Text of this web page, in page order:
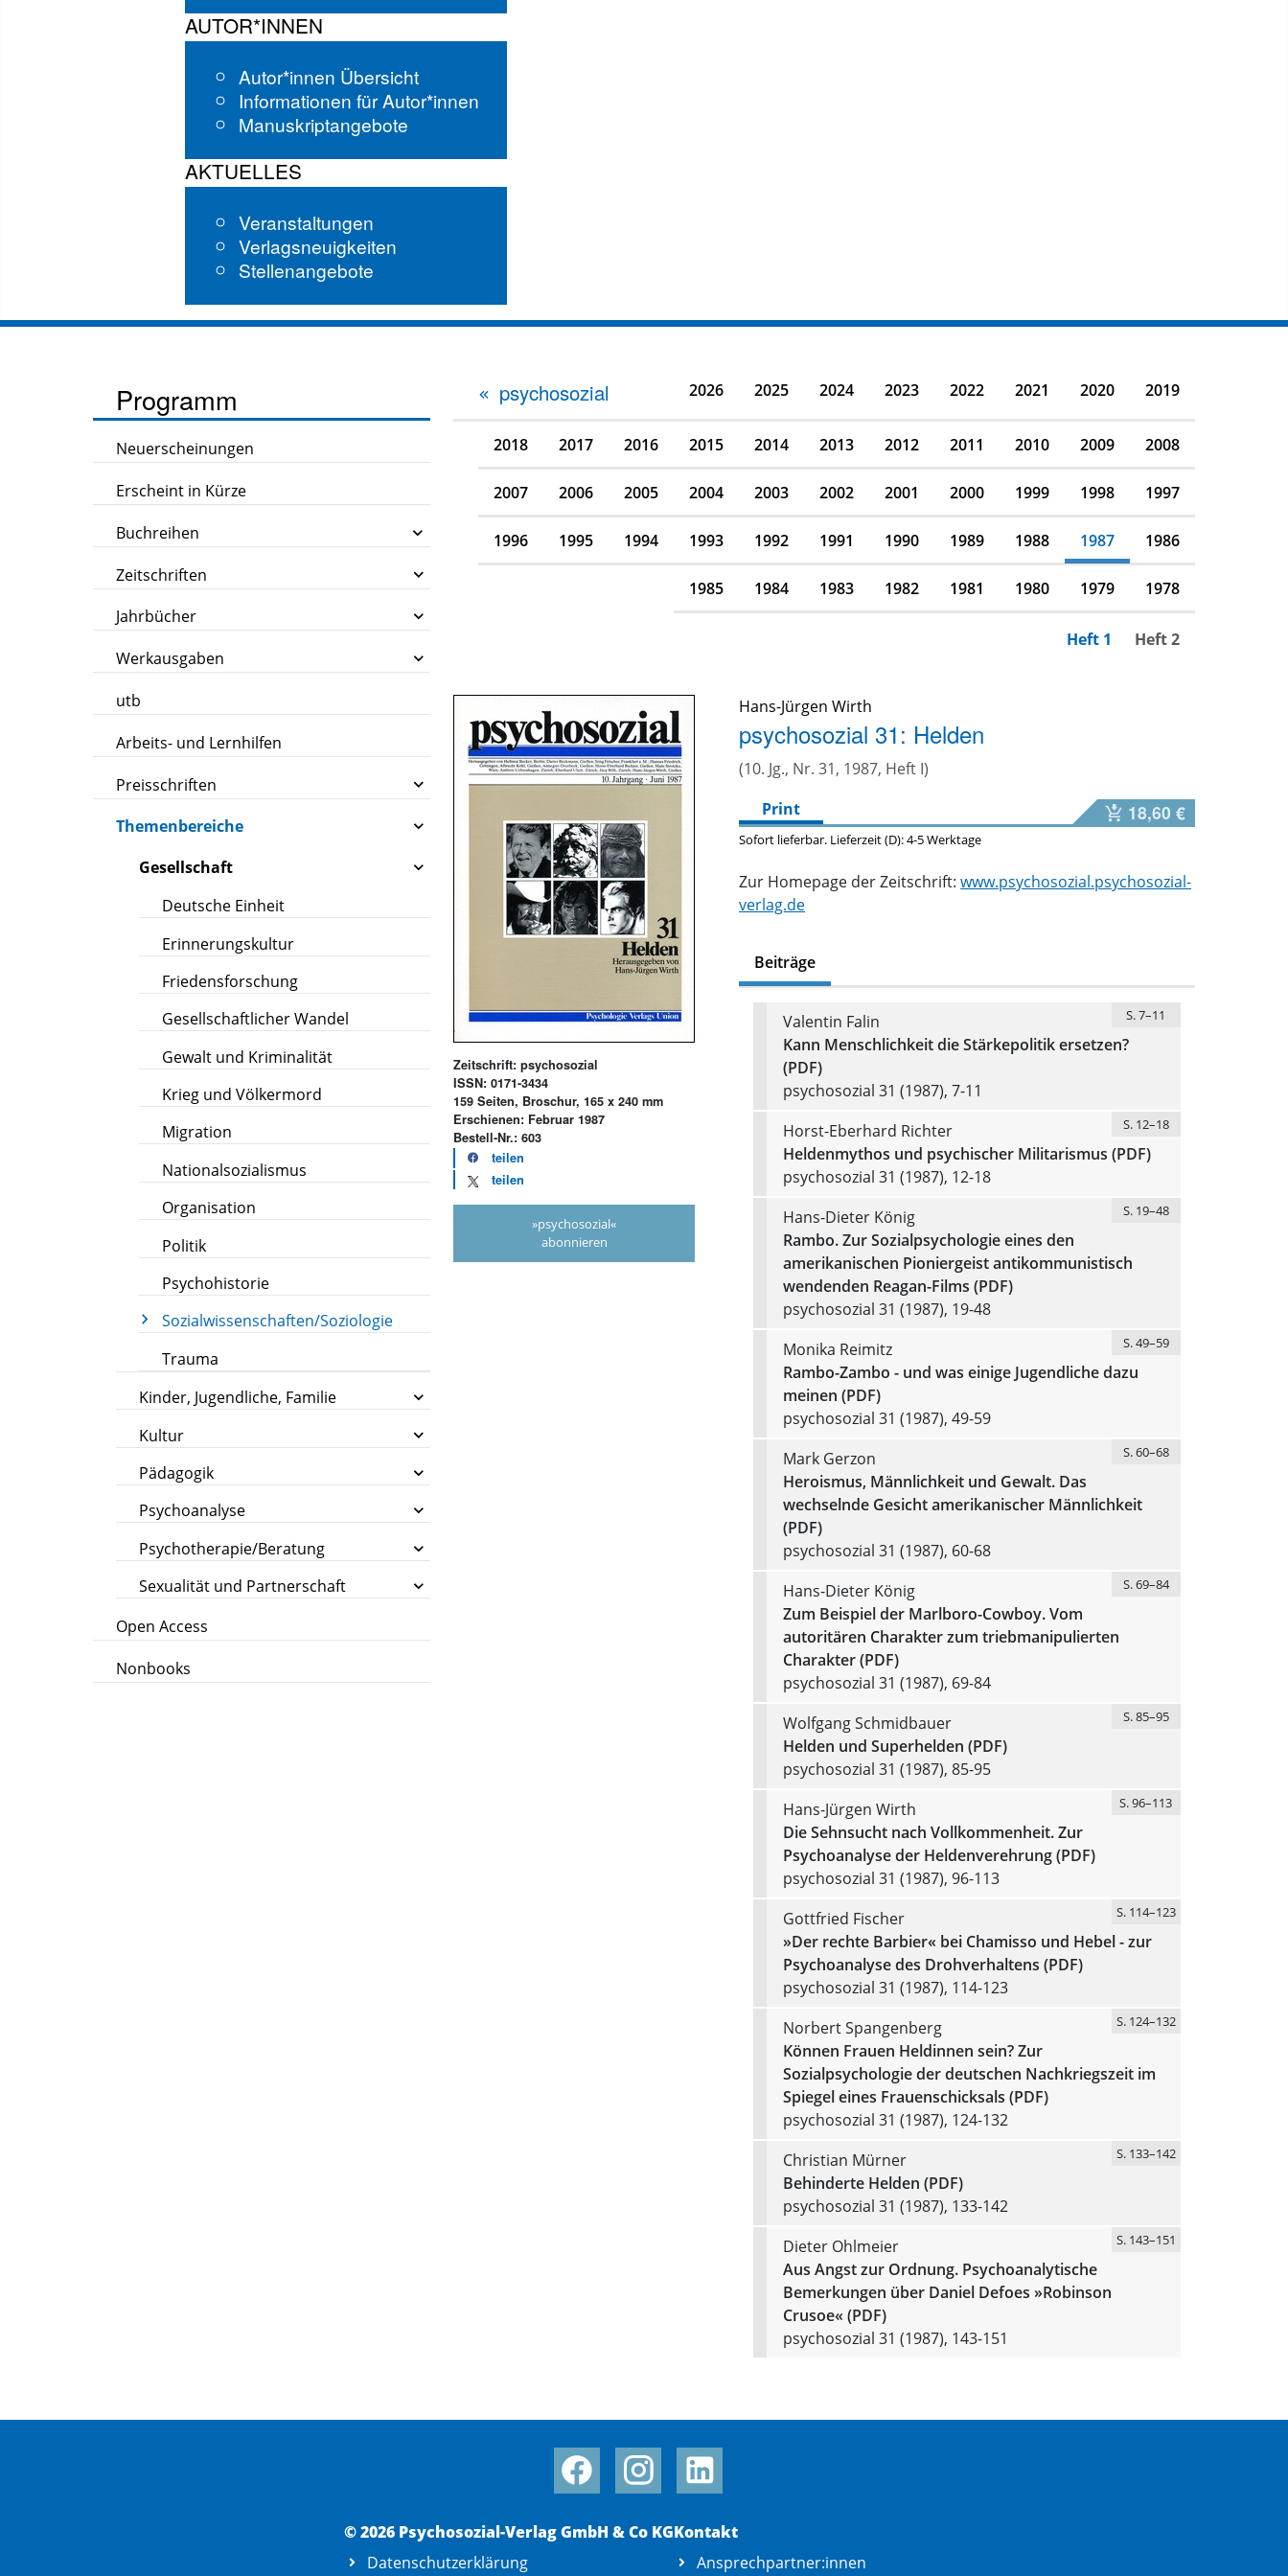
AUTOR*INNEN
Autor*innen Übersicht
Informationen für Autor*innen
Manuskriptangebote
AKTUELLES
Veranstaltungen
Verlagsneuigkeiten
Stellenangebote
Programm
Neuerscheinungen
Erscheint in Kürze
Buchreihen
Zeitschriften
Jahrbücher
Werkausgaben
utb
Arbeits- und Lernhilfen
Preisschriften
Themenbereiche
Gesellschaft
Deutsche Einheit
Erinnerungskultur
Friedensforschung
Gesellschaftlicher Wandel
Gewalt und Kriminalität
Krieg und Völkermord
Migration
Nationalsozialismus
Organisation
Politik
Psychohistorie
Sozialwissenschaften/Soziologie
Trauma
Kinder, Jugendliche, Familie
Kultur
Pädagogik
Psychoanalyse
Psychotherapie/Beratung
Sexualität und Partnerschaft
Open Access
Nonbooks
psychosozial 2026 2025 2024 2023 2022 2021 2020 2019
2018 2017 2016 2015 2014 2013 2012 2011 2010 2009 2008
2007 2006 2005 2004 2003 2002 2001 2000 1999 1998 1997
1996 1995 1994 1993 1992 1991 1990 1989 1988 1987 1986
1985 1984 1983 1982 1981 1980 1979 1978
Heft 1 Heft 2
Zeitschrift: psychosozial
ISSN: 0171-3434
159 Seiten, Broschur, 165 x 240 mm
Erschienen: Februar 1987
Bestell-Nr.: 603
teilen
teilen
»psychosozial«
abonnieren
Hans-Jürgen Wirth
psychosozial 31: Helden
(10. Jg., Nr. 31, 1987, Heft I)
Print
18,60 €
Sofort lieferbar. Lieferzeit (D): 4-5 Werktage
Zur Homepage der Zeitschrift: www.psychosozial.psychosozial-
verlag.de
Beiträge
Valentin Falin S. 7–11
Kann Menschlichkeit die Stärkepolitik ersetzen?
(PDF)
psychosozial 31 (1987), 7-11
Horst-Eberhard Richter
S. 12–18
Heldenmythos und psychischer Militarismus (PDF)
psychosozial 31 (1987), 12-18
Hans-Dieter König
S. 19–48
Rambo. Zur Sozialpsychologie eines den
amerikanischen Pioniergeist antikommunistisch
wendenden Reagan-Films (PDF)
psychosozial 31 (1987), 19-48
Monika Reimitz
S. 49–59
Rambo-Zambo - und was einige Jugendliche dazu
meinen (PDF)
psychosozial 31 (1987), 49-59
Mark Gerzon
S. 60–68
Heroismus, Männlichkeit und Gewalt. Das
wechselnde Gesicht amerikanischer Männlichkeit
(PDF)
psychosozial 31 (1987), 60-68
Hans-Dieter König
S. 69–84
Zum Beispiel der Marlboro-Cowboy. Vom
autoritären Charakter zum triebmanipulierten
Charakter (PDF)
psychosozial 31 (1987), 69-84
Wolfgang Schmidbauer
S. 85–95
Helden und Superhelden (PDF)
psychosozial 31 (1987), 85-95
Hans-Jürgen Wirth
S. 96–113
Die Sehnsucht nach Vollkommenheit. Zur
Psychoanalyse der Heldenverehrung (PDF)
psychosozial 31 (1987), 96-113
Gottfried Fischer
S. 114–123
»Der rechte Barbier« bei Chamisso und Hebel - zur
Psychoanalyse des Drohverhaltens (PDF)
psychosozial 31 (1987), 114-123
Norbert Spangenberg
S. 124–132
Können Frauen Heldinnen sein? Zur
Sozialpsychologie der deutschen Nachkriegszeit im
Spiegel eines Frauenschicksals (PDF)
psychosozial 31 (1987), 124-132
Christian Mürner
S. 133–142
Behinderte Helden (PDF)
psychosozial 31 (1987), 133-142
Dieter Ohlmeier
S. 143–151
Aus Angst zur Ordnung. Psychoanalytische
Bemerkungen über Daniel Defoes »Robinson
Crusoe« (PDF)
psychosozial 31 (1987), 143-151
© 2026 Psychosozial-Verlag GmbH & Co KG
Datenschutzerklärung
Kontakt
Ansprechpartner:innen